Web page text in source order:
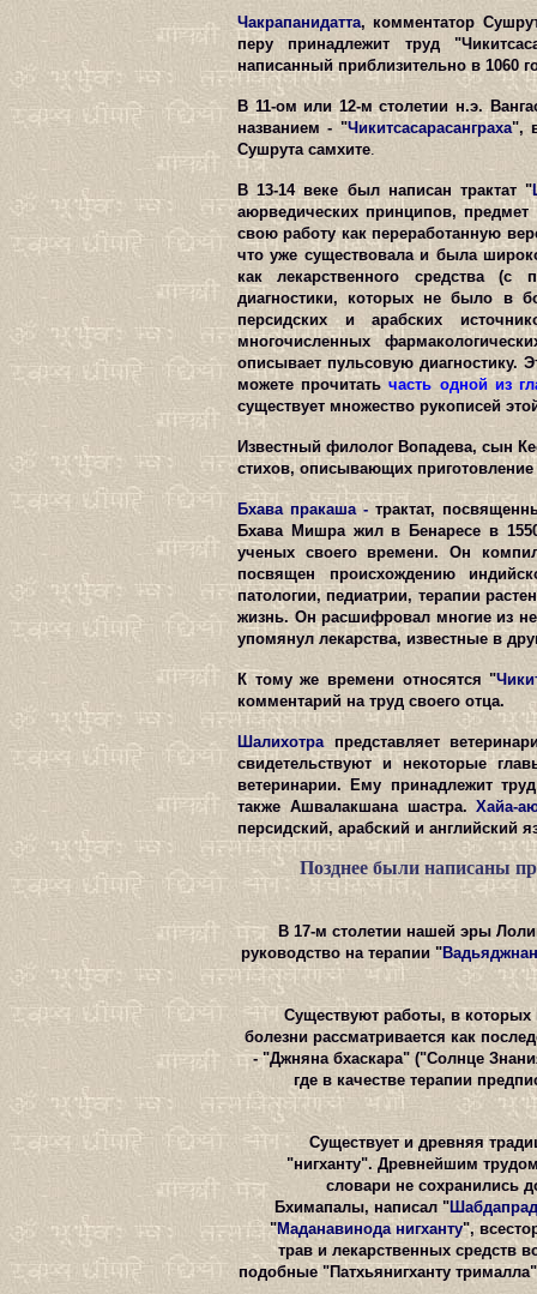
Чакрапанидатта, комментатор
перу принадлежит труд
написанный приблизительно в 1060
В 11-ом или 12-м столетии н.э.
названием - "Чикитсасарасанграха",
Сушрута самхите.
В 13-14 веке был написан трактат "
аюрведических принципов,
свою работу как переработанную
что уже существовала и была
как лекарственного средства (с
диагностики, которых не было в
персидских и арабских
многочисленных
описывает пульсовую диагностику.
можете прочитатьчасть одной из
существует множество рукописей
Известный филолог Вопадева, сын
стихов, описывающих
Бхава пракаша- трактат,
Бхава Мишра жил в Бенаресе в
ученых своего времени. Он
посвящен происхождению
патологии, педиатрии, терапии
жизнь. Он расшифровал многие из
упомянул лекарства, известные в
К тому же времени относятся "
комментарий на труд своего отца.
Шалихотрапредставляет
свидетельствуют и некоторые
ветеринарии. Ему принадлежит
также Ашвалакшана шастра.Хайа-
персидский, арабский и английский
Позднее были написаны
В 17-м столетии нашей эры
руководство на терапии "
Существуют работы, в которых
болезни рассматривается как
- "Джняна бхаскара" ("Солнце
где в качестве терапии
Существует и древняя
"нигханту". Древнейшим
словари не сохранились
Бхимапалы, написал "
"Маданавинода нигханту",
трав и лекарственных средств
подобные "Патхьянигханту